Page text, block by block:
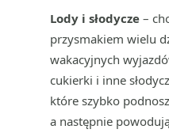
Lody i słodycze –
przysmakiem wielu
wakacyjnych
cukierki i inne
które szybko
a następnie